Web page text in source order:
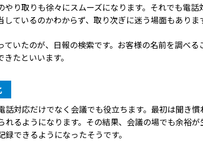
り取りも徐々にスムーズになります。それでも電
ているのかわからず、取り次ぎに迷う場面もありま
ていたのが、日報の検索です。お客様の名前を調べ
たといいます。
話対応だけでなく会議でも役立ちます。最初は聞き
れるようになります。その結果、会議の場でも余裕
できるようになったそうです。